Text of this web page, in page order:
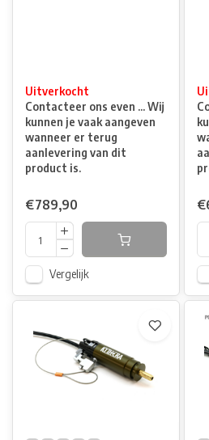
Uitverkocht
Contacteer ons even ... Wij
kunnen je vaak aangeven
wanneer er terug
aanlevering van dit
product is.
€789,90
Vergelijk